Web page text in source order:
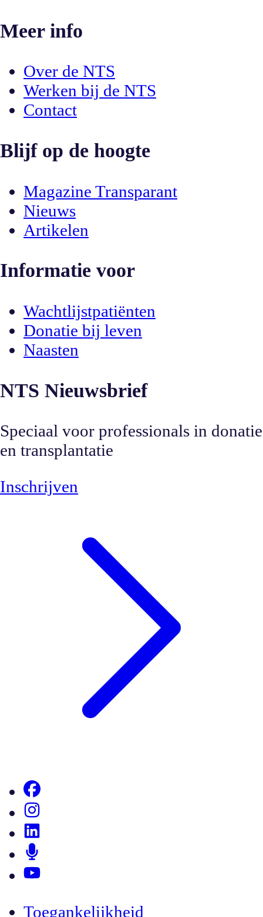
Meer info
Over de NTS
Werken bij de NTS
Contact
Blijf op de hoogte
Magazine Transparant
Nieuws
Artikelen
Informatie voor
Wachtlijstpatiënten
Donatie bij leven
Naasten
NTS Nieuwsbrief
Speciaal voor professionals in donatie
en transplantatie
Inschrijven
Toegankelijkheid